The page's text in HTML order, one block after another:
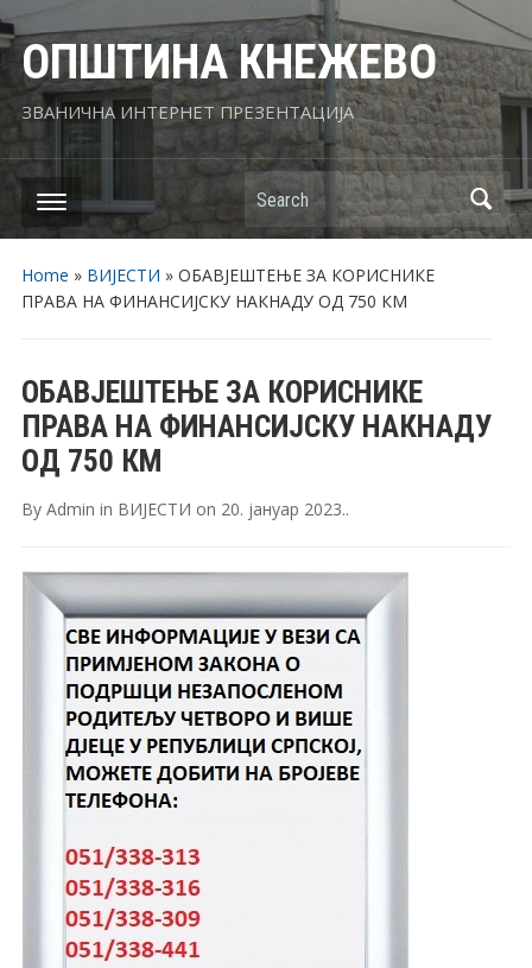
ОПШТИНА КНЕЖЕВО
ЗВАНИЧНА ИНТЕРНЕТ ПРЕЗЕНТАЦИЈА
Search
Home » ВИЈЕСТИ » ОБАВЈЕШТЕЊЕ ЗА КОРИСНИКЕ
ПРАВА НА ФИНАНСИЈСКУ НАКНАДУ ОД 750 КМ
ОБАВЈЕШТЕЊЕ ЗА КОРИСНИКЕ
ПРАВА НА ФИНАНСИЈСКУ НАКНАДУ
ОД 750 КМ
By Admin in ВИЈЕСТИ on 20. јануар 2023..